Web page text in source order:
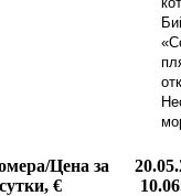
Цена за
сутки, €